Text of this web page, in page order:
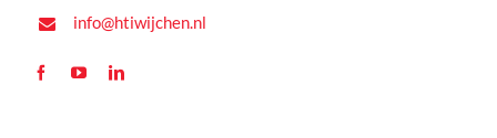
info@htiwijchen.nl